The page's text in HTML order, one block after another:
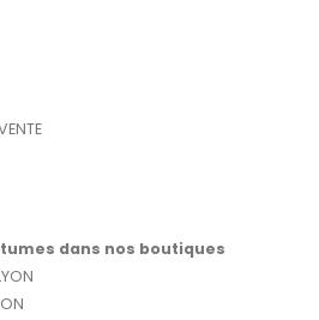
dans nos boutiques